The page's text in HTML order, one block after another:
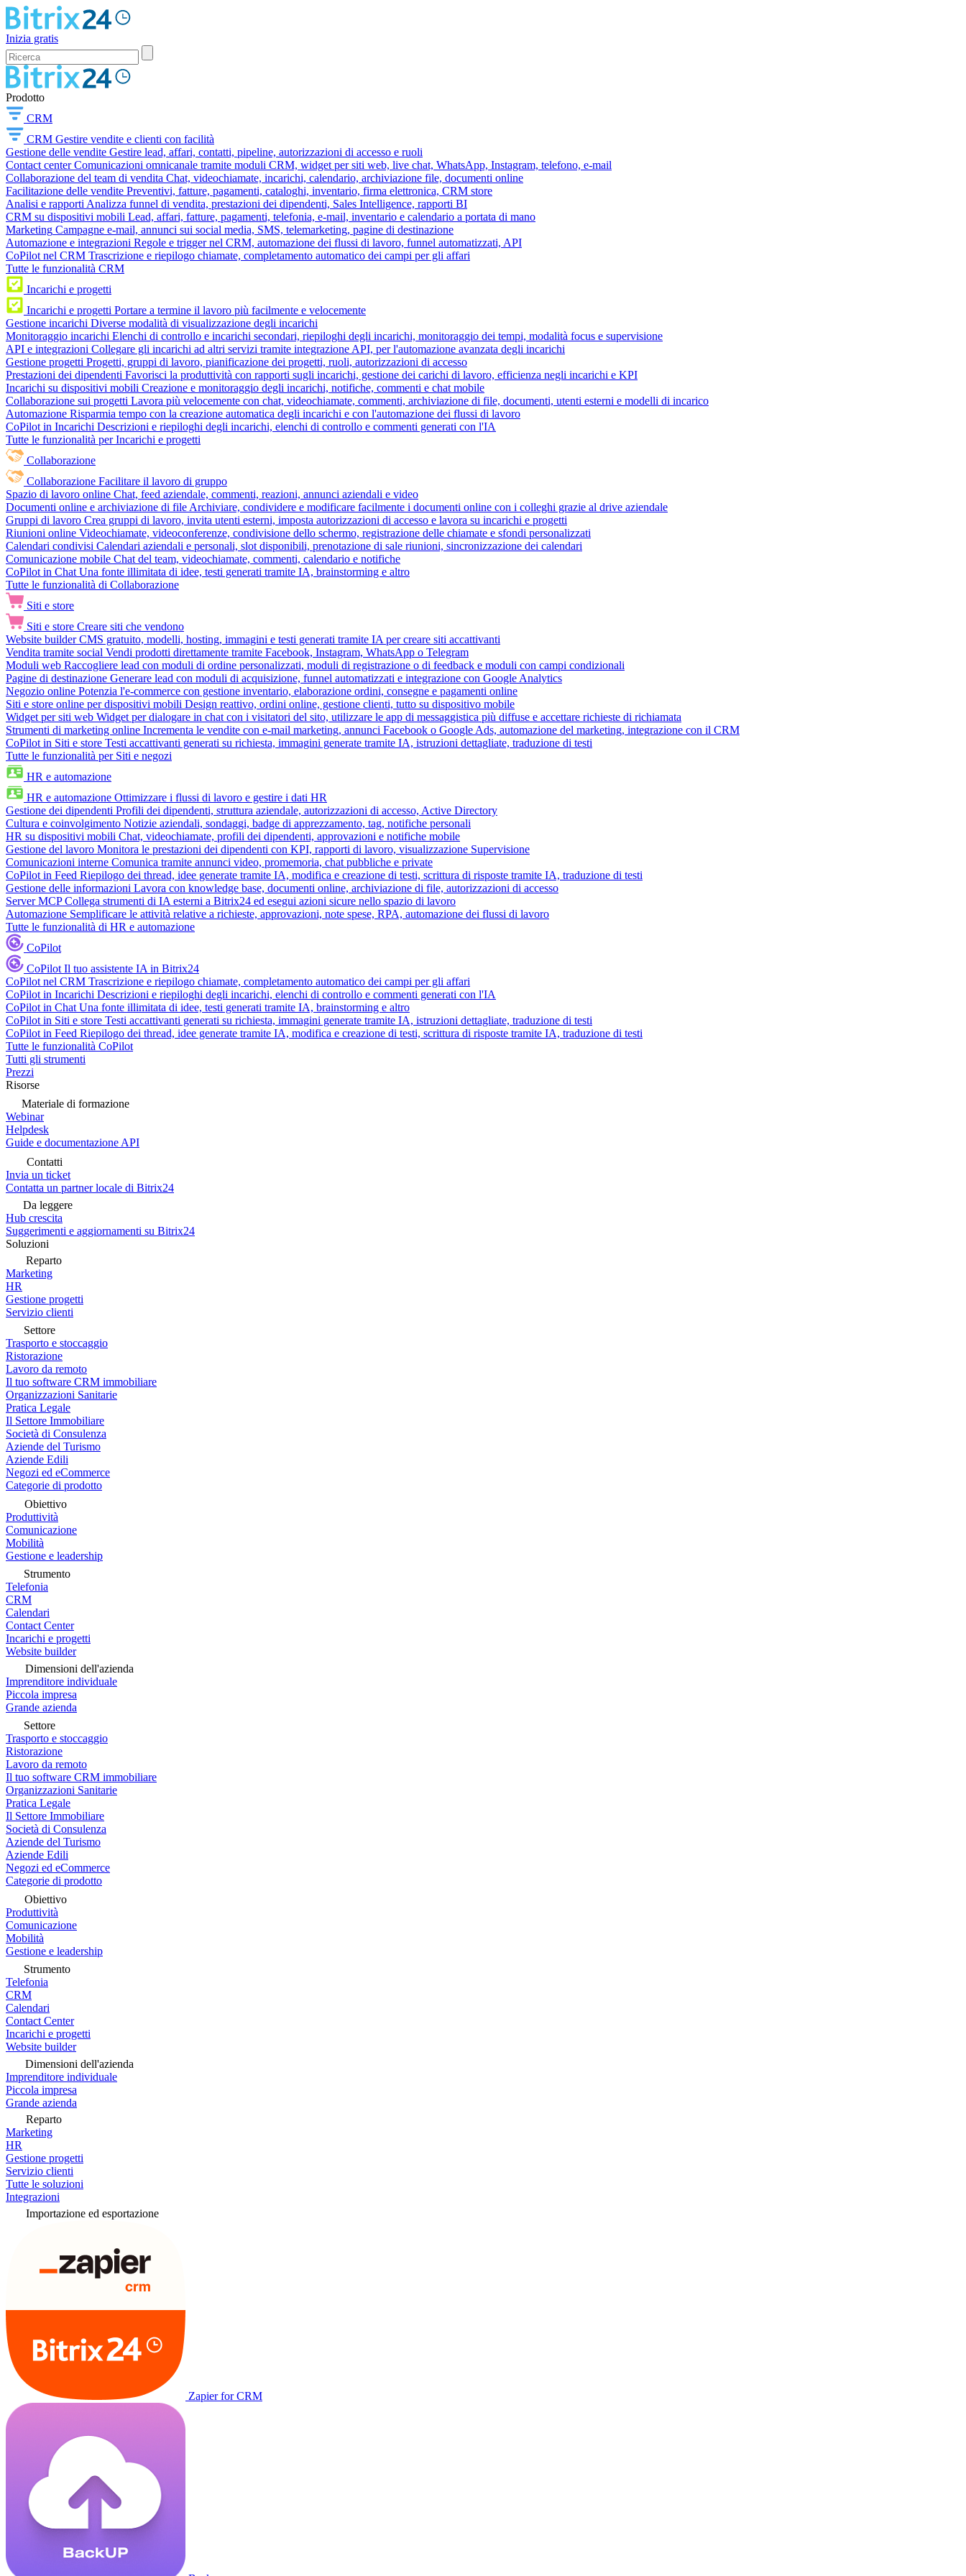
Inizia gratis
Prodotto
CRM
CRM Gestire vendite e clienti con facilità
Gestione delle vendite Gestire lead, affari, contatti, pipeline, autorizzazioni di accesso e ruoli
Contact center Comunicazioni omnicanale tramite moduli CRM, widget per siti web, live chat, WhatsApp, Instagram, telefono, e-mail
Collaborazione del team di vendita Chat, videochiamate, incarichi, calendario, archiviazione file, documenti online
Facilitazione delle vendite Preventivi, fatture, pagamenti, cataloghi, inventario, firma elettronica, CRM store
Analisi e rapporti Analizza funnel di vendita, prestazioni dei dipendenti, Sales Intelligence, rapporti BI
CRM su dispositivi mobili Lead, affari, fatture, pagamenti, telefonia, e-mail, inventario e calendario a portata di mano
Marketing Campagne e-mail, annunci sui social media, SMS, telemarketing, pagine di destinazione
Automazione e integrazioni Regole e trigger nel CRM, automazione dei flussi di lavoro, funnel automatizzati, API
CoPilot nel CRM Trascrizione e riepilogo chiamate, completamento automatico dei campi per gli affari
Tutte le funzionalità CRM
Incarichi e progetti
Incarichi e progetti Portare a termine il lavoro più facilmente e velocemente
Gestione incarichi Diverse modalità di visualizzazione degli incarichi
Monitoraggio incarichi Elenchi di controllo e incarichi secondari, riepiloghi degli incarichi, monitoraggio dei tempi, modalità focus e supervisione
API e integrazioni Collegare gli incarichi ad altri servizi tramite integrazione API, per l'automazione avanzata degli incarichi
Gestione progetti Progetti, gruppi di lavoro, pianificazione dei progetti, ruoli, autorizzazioni di accesso
Prestazioni dei dipendenti Favorisci la produttività con rapporti sugli incarichi, gestione dei carichi di lavoro, efficienza negli incarichi e KPI
Incarichi su dispositivi mobili Creazione e monitoraggio degli incarichi, notifiche, commenti e chat mobile
Collaborazione sui progetti Lavora più velocemente con chat, videochiamate, commenti, archiviazione di file, documenti, utenti esterni e modelli di incarico
Automazione Risparmia tempo con la creazione automatica degli incarichi e con l'automazione dei flussi di lavoro
CoPilot in Incarichi Descrizioni e riepiloghi degli incarichi, elenchi di controllo e commenti generati con l'IA
Tutte le funzionalità per Incarichi e progetti
Collaborazione
Collaborazione Facilitare il lavoro di gruppo
Spazio di lavoro online Chat, feed aziendale, commenti, reazioni, annunci aziendali e video
Documenti online e archiviazione di file Archiviare, condividere e modificare facilmente i documenti online con i colleghi grazie al drive aziendale
Gruppi di lavoro Crea gruppi di lavoro, invita utenti esterni, imposta autorizzazioni di accesso e lavora su incarichi e progetti
Riunioni online Videochiamate, videoconferenze, condivisione dello schermo, registrazione delle chiamate e sfondi personalizzati
Calendari condivisi Calendari aziendali e personali, slot disponibili, prenotazione di sale riunioni, sincronizzazione dei calendari
Comunicazione mobile Chat del team, videochiamate, commenti, calendario e notifiche
CoPilot in Chat Una fonte illimitata di idee, testi generati tramite IA, brainstorming e altro
Tutte le funzionalità di Collaborazione
Siti e store
Siti e store Creare siti che vendono
Website builder CMS gratuito, modelli, hosting, immagini e testi generati tramite IA per creare siti accattivanti
Vendita tramite social Vendi prodotti direttamente tramite Facebook, Instagram, WhatsApp o Telegram
Moduli web Raccogliere lead con moduli di ordine personalizzati, moduli di registrazione o di feedback e moduli con campi condizionali
Pagine di destinazione Generare lead con moduli di acquisizione, funnel automatizzati e integrazione con Google Analytics
Negozio online Potenzia l'e-commerce con gestione inventario, elaborazione ordini, consegne e pagamenti online
Siti e store online per dispositivi mobili Design reattivo, ordini online, gestione clienti, tutto su dispositivo mobile
Widget per siti web Widget per dialogare in chat con i visitatori del sito, utilizzare le app di messaggistica più diffuse e accettare richieste di richiamata
Strumenti di marketing online Incrementa le vendite con e-mail marketing, annunci Facebook o Google Ads, automazione del marketing, integrazione con il CRM
CoPilot in Siti e store Testi accattivanti generati su richiesta, immagini generate tramite IA, istruzioni dettagliate, traduzione di testi
Tutte le funzionalità per Siti e negozi
HR e automazione
HR e automazione Ottimizzare i flussi di lavoro e gestire i dati HR
Gestione dei dipendenti Profili dei dipendenti, struttura aziendale, autorizzazioni di accesso, Active Directory
Cultura e coinvolgimento Notizie aziendali, sondaggi, badge di apprezzamento, tag, notifiche personali
HR su dispositivi mobili Chat, videochiamate, profili dei dipendenti, approvazioni e notifiche mobile
Gestione del lavoro Monitora le prestazioni dei dipendenti con KPI, rapporti di lavoro, visualizzazione Supervisione
Comunicazioni interne Comunica tramite annunci video, promemoria, chat pubbliche e private
CoPilot in Feed Riepilogo dei thread, idee generate tramite IA, modifica e creazione di testi, scrittura di risposte tramite IA, traduzione di testi
Gestione delle informazioni Lavora con knowledge base, documenti online, archiviazione di file, autorizzazioni di accesso
Server MCP Collega strumenti di IA esterni a Bitrix24 ed esegui azioni sicure nello spazio di lavoro
Automazione Semplificare le attività relative a richieste, approvazioni, note spese, RPA, automazione dei flussi di lavoro
Tutte le funzionalità di HR e automazione
CoPilot
CoPilot Il tuo assistente IA in Bitrix24
CoPilot nel CRM Trascrizione e riepilogo chiamate, completamento automatico dei campi per gli affari
CoPilot in Incarichi Descrizioni e riepiloghi degli incarichi, elenchi di controllo e commenti generati con l'IA
CoPilot in Chat Una fonte illimitata di idee, testi generati tramite IA, brainstorming e altro
CoPilot in Siti e store Testi accattivanti generati su richiesta, immagini generate tramite IA, istruzioni dettagliate, traduzione di testi
CoPilot in Feed Riepilogo dei thread, idee generate tramite IA, modifica e creazione di testi, scrittura di risposte tramite IA, traduzione di testi
Tutte le funzionalità CoPilot
Tutti gli strumenti
Prezzi
Risorse
Materiale di formazione
Webinar
Helpdesk
Guide e documentazione API
Contatti
Invia un ticket
Contatta un partner locale di Bitrix24
Da leggere
Hub crescita
Suggerimenti e aggiornamenti su Bitrix24
Soluzioni
Reparto
Marketing
HR
Gestione progetti
Servizio clienti
Settore
Trasporto e stoccaggio
Ristorazione
Lavoro da remoto
Il tuo software CRM immobiliare
Organizzazioni Sanitarie
Pratica Legale
Il Settore Immobiliare
Società di Consulenza
Aziende del Turismo
Aziende Edili
Negozi ed eCommerce
Categorie di prodotto
Obiettivo
Produttività
Comunicazione
Mobilità
Gestione e leadership
Strumento
Telefonia
CRM
Calendari
Contact Center
Incarichi e progetti
Website builder
Dimensioni dell'azienda
Imprenditore individuale
Piccola impresa
Grande azienda
Settore
Trasporto e stoccaggio
Ristorazione
Lavoro da remoto
Il tuo software CRM immobiliare
Organizzazioni Sanitarie
Pratica Legale
Il Settore Immobiliare
Società di Consulenza
Aziende del Turismo
Aziende Edili
Negozi ed eCommerce
Categorie di prodotto
Obiettivo
Produttività
Comunicazione
Mobilità
Gestione e leadership
Strumento
Telefonia
CRM
Calendari
Contact Center
Incarichi e progetti
Website builder
Dimensioni dell'azienda
Imprenditore individuale
Piccola impresa
Grande azienda
Reparto
Marketing
HR
Gestione progetti
Servizio clienti
Tutte le soluzioni
Integrazioni
Importazione ed esportazione
Zapier for CRM